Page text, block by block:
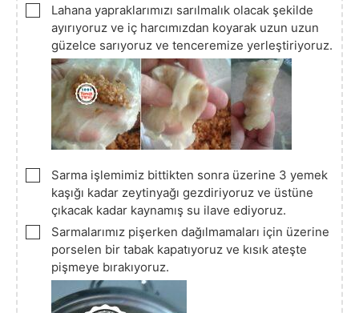
▢Lahana yapraklarımızı sarılmalık olacak şekilde
ayırıyoruz ve iç harcımızdan koyarak uzun uzun
güzelce sarıyoruz ve tenceremize yerleştiriyoruz.
▢
Sarma işlemimiz bittikten sonra üzerine 3 yemek
kaşığı kadar zeytinyağı gezdiriyoruz ve üstüne
çıkacak kadar kaynamış su ilave ediyoruz.
▢
Sarmalarımız pişerken dağılmamaları için üzerine
porselen bir tabak kapatıyoruz ve kısık ateşte
pişmeye bırakıyoruz.